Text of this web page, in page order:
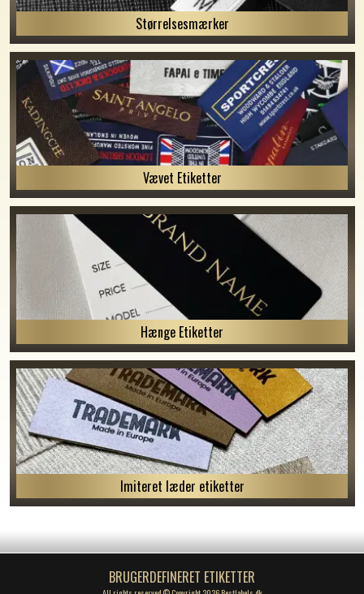
Størrelsesmærker
Vævet Etiketter
Hænge Etiketter
Imiteret læder etiketter
BRUGERDEFINERET ETIKETTER